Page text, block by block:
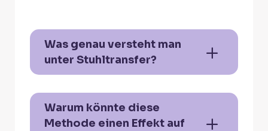
Was genau versteht man
unter Stuhltransfer?
Warum könnte diese
Methode einen Effekt auf